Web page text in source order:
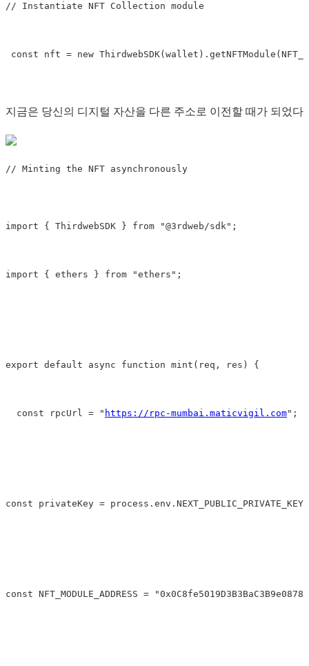
// Instantiate NFT Collection module
const nft = new
지금은 당신의 디지털 자산을 다른 주소로 이전할 때가 되었다
// Minting the NFT asynchronously
import { ThirdwebSDK } from "@3rdweb/sdk" ;
import { ethers } from "ethers" ;
export default async function mint ( req, res ) {
  const rpcUrl
= " https://rpc-mumbai.maticvigil.com" ;
const privateKey = process.env.NEXT_PUBLIC_PRIVATE_KEY;
const NFT_MODULE_ADDRESS =